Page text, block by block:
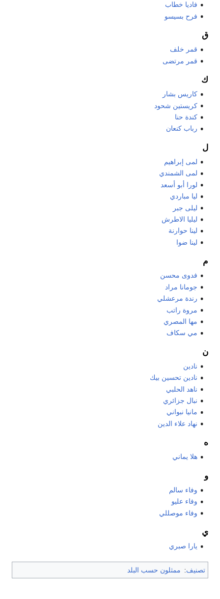
فاديا خطاب
فرح بسيسو
ق
قمر خلف
قمر مرتضى
ك
كاريس بشار
كريستين شحود
كندة حنا
رباب كنعان
ل
لمى إبراهيم
لمى الشمندي
لورا أبو أسعد
ليا مباردي
ليلى جبر
ليليا الاطرش
لينا حوارنة
لينا ضوا
م
فدوى محسن
جومانا مراد
رندة مرعشلي
مروة راتب
مها المصري
مي سكاف
ن
نادين
نادين تحسين بيك
ناهد الحلبي
نبال جزائري
مانيا نبواني
نهاد علاء الدين
ه
هلا يماني
و
وفاء سالم
وفاء عليو
وفاء موصللي
ي
يارا صبري
تصنيف: ممثلون حسب البلد